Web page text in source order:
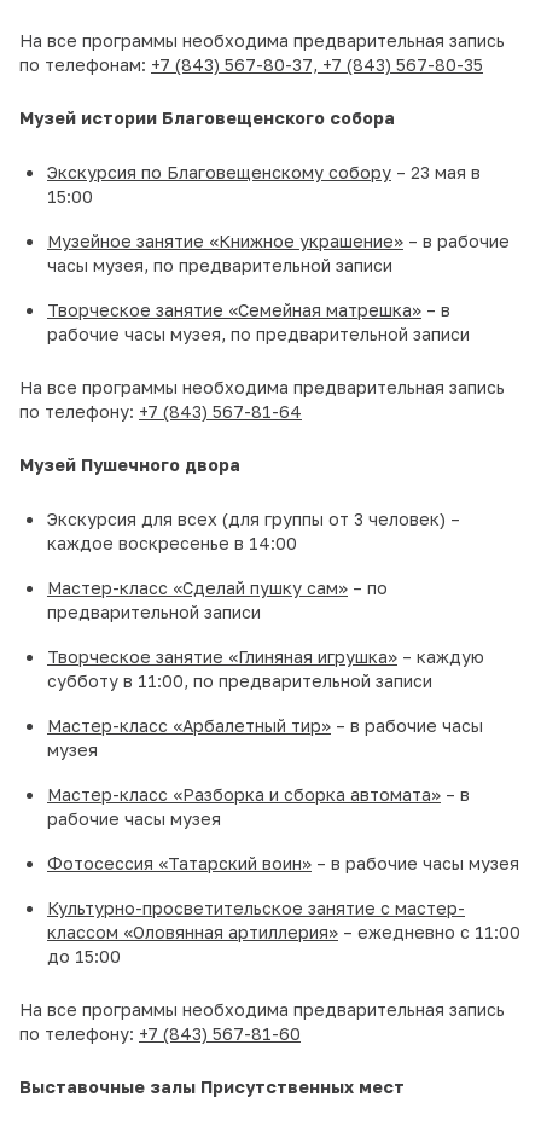
На все программы необходима предварительная запись
по телефонам: +7 (843) 567-80-37, +7 (843) 567-80-35
Музей истории Благовещенского собора
Экскурсия по Благовещенскому собору – 23 мая в
15:00
Музейное занятие «Книжное украшение» – в рабочие
часы музея, по предварительной записи
Творческое занятие «Семейная матрешка» – в
рабочие часы музея, по предварительной записи
На все программы необходима предварительная запись
по телефону: +7 (843) 567-81-64
Музей Пушечного двора
Экскурсия для всех (для группы от 3 человек) –
каждое воскресенье в 14:00
Мастер-класс «Сделай пушку сам» – по
предварительной записи
Творческое занятие «Глиняная игрушка» – каждую
субботу в 11:00, по предварительной записи
Мастер-класс «Арбалетный тир» – в рабочие часы
музея
Мастер-класс «Разборка и сборка автомата» – в
рабочие часы музея
Фотосессия «Татарский воин» – в рабочие часы музея
Культурно-просветительское занятие с мастер-
классом «Оловянная артиллерия» – ежедневно с 11:00
до 15:00
На все программы необходима предварительная запись
по телефону: +7 (843) 567-81-60
Выставочные залы Присутственных мест